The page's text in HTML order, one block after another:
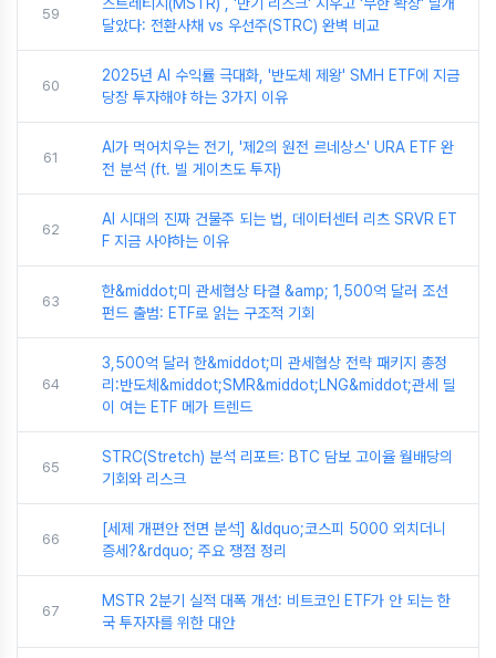
59
스트레티지(MSTR) , '만기 리스크' 지우고 '무한 확장' 날개
달았다: 전환사채 vs 우선주(STRC) 완벽 비교
60
2025년 AI 수익률 극대화, '반도체 제왕' SMH ETF에 지금
당장 투자해야 하는 3가지 이유
61
AI가 먹어치우는 전기, '제2의 원전 르네상스' URA ETF 완
전 분석 (ft. 빌 게이츠도 투자)
62
AI 시대의 진짜 건물주 되는 법, 데이터센터 리츠 SRVR ET
F 지금 사야하는 이유
63
한&middot;미 관세협상 타결 &amp; 1,500억 달러 조선
펀드 출범: ETF로 읽는 구조적 기회
64
3,500억 달러 한&middot;미 관세협상 전략 패키지 총정
리:반도체&middot;SMR&middot;LNG&middot;관세 딜
이 여는 ETF 메가 트렌드
65
STRC(Stretch) 분석 리포트: BTC 담보 고이율 월배당의
기회와 리스크
66
[세제 개편안 전면 분석] &ldquo;코스피 5000 외치더니
증세?&rdquo; 주요 쟁점 정리
67
MSTR 2분기 실적 대폭 개선: 비트코인 ETF가 안 되는 한
국 투자자를 위한 대안